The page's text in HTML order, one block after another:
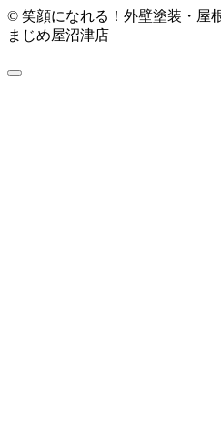
© 笑顔になれる！外壁塗装・屋
まじめ屋沼津店